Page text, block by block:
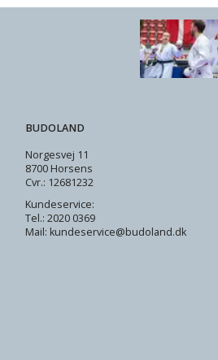
BUDOLAND
Norgesvej 11
8700 Horsens
Cvr.: 12681232
Kundeservice:
Tel.: 2020 0369
Mail: kundeservice@budoland.dk